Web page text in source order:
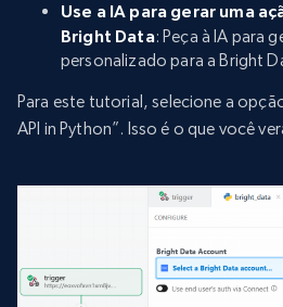
Use a IA para gerar uma
Bright Data: Peça à IA para
personalizado para a Bright
Para este tutorial, selecione a
API in Python”. Isso é o que você